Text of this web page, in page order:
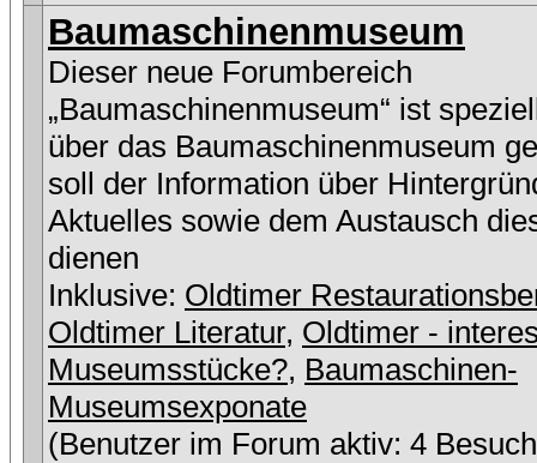
Baumaschinenmuseum
Dieser neue Forumbereich
„Baumaschinenmuseum“ ist
über das Baumaschinenmuseum
soll der Information über
Aktuelles sowie dem Austausch
dienen
Inklusive: Oldtimer
Oldtimer Literatur, Oldtimer -
Museumsstücke?, Baumaschinen-
Museumsexponate
(Benutzer im Forum aktiv: 4